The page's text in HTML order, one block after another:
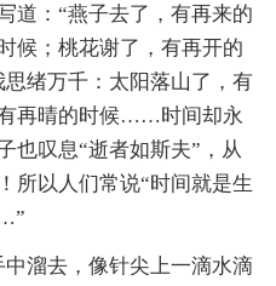
道：“燕子去了，有再来的
候；桃花谢了，有再开的
绪万千：太阳落山了，有
再晴的时候……时间却永
也叹息“逝者如斯夫”，从
所以人们常说“时间就是生
溜去，像针尖上一滴水滴